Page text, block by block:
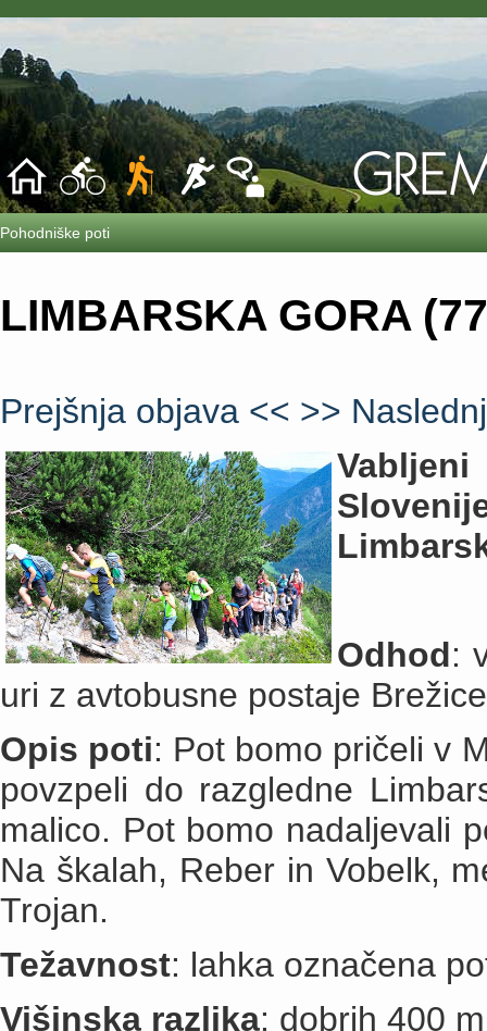
Pohodniške poti
LIMBARSKA GORA
Prejšnja objava << >>
Odhod:
uri z avtobusne postaje Brežice
Opis poti: Pot bomo pričeli v
povzpeli do razgledne
malico. Pot bomo nadaljevali
Na škalah, Reber in Vobelk,
Trojan.
Težavnost: lahka označena
Višinska razlika: dobrih 400